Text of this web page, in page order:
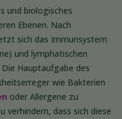
und biologisches
Ebenen. Nach
sich das Immunsystem
und lymphatischen
Hauptaufgabe des
wie Bakterien
oder Allergene zu
verhindern, dass sich diese